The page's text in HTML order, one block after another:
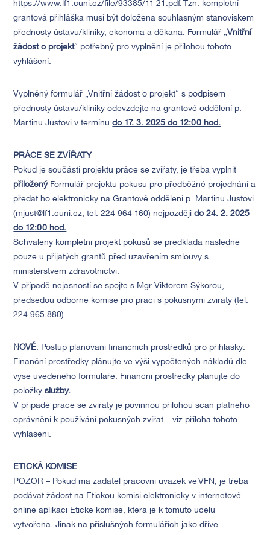
https://www.lf1.cuni.cz/file/93385/11-21.pdf. Tzn. kompletní
grantová přihláška musí být doložena souhlasným stanoviskem
přednosty ústavu/kliniky, ekonoma a děkana. Formulář „Vnitřní
žádost o projekt“ potřebný pro vyplnění je přílohou tohoto
vyhlášení.
Vyplněný formulář „Vnitřní žádost o projekt“ s podpisem
přednosty ústavu/kliniky odevzdejte na grantové oddělení p.
Martinu Justovi v termínudo 17. 3. 2025 do 12:00 hod.
PRÁCE SE ZVÍŘATY
Pokud je součástí projektu práce se zvířaty, je třeba vyplnit
přiloženýFormulář projektu pokusu pro předběžné projednání a
předat ho elektronicky na Grantové oddělení p. Martinu Justovi
(mjust@lf1.cuni.cz, tel. 224 964 160) nejpozdějido 24. 2. 2025
do 12:00 hod.
Schválený kompletní projekt pokusů se předkládá následně
pouze u přijatých grantů před uzavřením smlouvy s
ministerstvem zdravotnictví.
V případě nejasností se spojte s Mgr. Viktorem Sýkorou,
předsedou odborné komise pro práci s pokusnými zvířaty (tel:
224 965 880).
NOVÉ: Postup plánování finančních prostředků pro přihlášky:
Finanční prostředky plánujte ve výši vypočtených nákladů dle
výše uvedeného formuláře. Finanční prostředky plánujte do
položkyslužby.
V případě práce se zvířaty je povinnou přílohou scan platného
oprávnění k používání pokusných zvířat – viz příloha tohoto
vyhlášení.
ETICKÁ KOMISE
POZOR – Pokud má žadatel pracovní úvazek ve VFN, je třeba
podávat žádost na Etickou komisi elektronicky v internetové
online aplikaci Etické komise, která je k tomuto účelu
vytvořena. Jinak na příslušných formulářích jako dříve .